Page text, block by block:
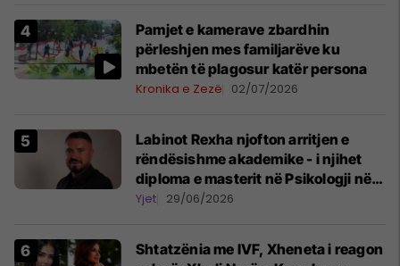
Pamjet e kamerave zbardhin
përleshjen mes familjarëve ku
mbetën të plagosur katër persona
Kronika e Zezë 02/07/2026
Labinot Rexha njofton arritjen e
rëndësishme akademike - i njihet
diploma e masterit në Psikologji në
Zvicër
Yjet 29/06/2026
Shtatzënia me IVF, Xheneta i reagon